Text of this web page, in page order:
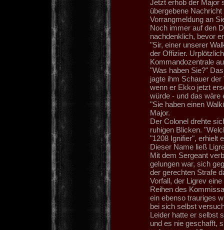
Jetzt erhob der Major
übergebene
Vorrangmeldung an
Noch immer auf den
nachdenklich, bevor
"Sir, einer unserer
der Offizier.
Kommandozentrale
"Was haben Sie?"
jagte ihm Schauer
wenn er Ekko jetzt
würde - und das wäre
"Sie haben einen
Major.
Der Colonel drehte
ruhigen Blicken.
"1208 Ignifier", erhielt
Dieser Name ließ
Mit dem Sergeant
gelungen war, sich
der gerechten Strafe
Vorfall, der Ligrev
Reihen des
ein ebenso trauriges
bei sich selbst
Leider hatte er selbst
und es nie geschafft,